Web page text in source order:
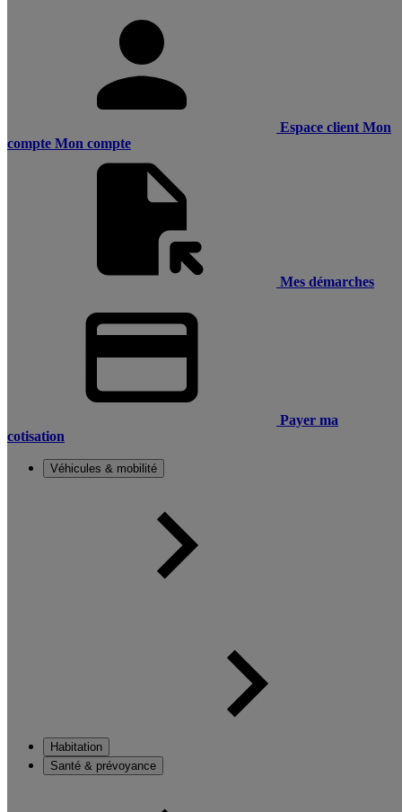
Espace client Mon
compte Mon compte
Mes démarches
Payer ma
cotisation
Véhicules & mobilité
Habitation
Santé & prévoyance